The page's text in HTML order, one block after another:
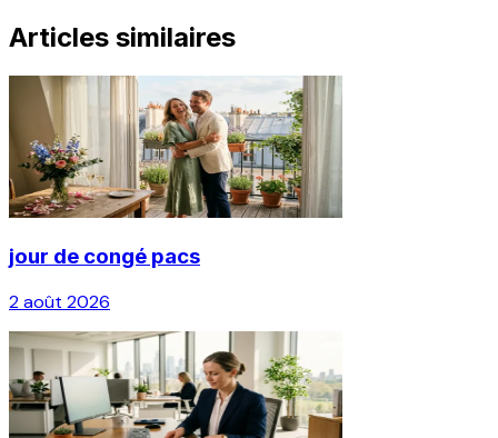
Articles similaires
jour de congé pacs
2 août 2026